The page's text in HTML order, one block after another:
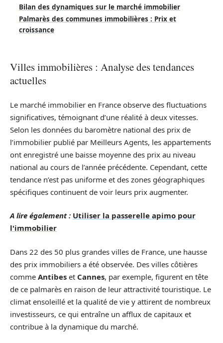
Bilan des dynamiques sur le marché immobilier
Palmarès des communes immobilières : Prix et
croissance
Villes immobilières : Analyse des tendances
actuelles
Le marché immobilier en France observe des fluctuations
significatives, témoignant d’une réalité à deux vitesses.
Selon les données du baromètre national des prix de
l’immobilier publié par Meilleurs Agents, les appartements
ont enregistré une baisse moyenne des prix au niveau
national au cours de l’année précédente. Cependant, cette
tendance n’est pas uniforme et des zones géographiques
spécifiques continuent de voir leurs prix augmenter.
A lire également : Utiliser la passerelle apimo pour
l'immobilier
Dans 22 des 50 plus grandes villes de France, une hausse
des prix immobiliers a été observée. Des villes côtières
comme Antibes et Cannes, par exemple, figurent en tête
de ce palmarès en raison de leur attractivité touristique. Le
climat ensoleillé et la qualité de vie y attirent de nombreux
investisseurs, ce qui entraîne un afflux de capitaux et
contribue à la dynamique du marché.